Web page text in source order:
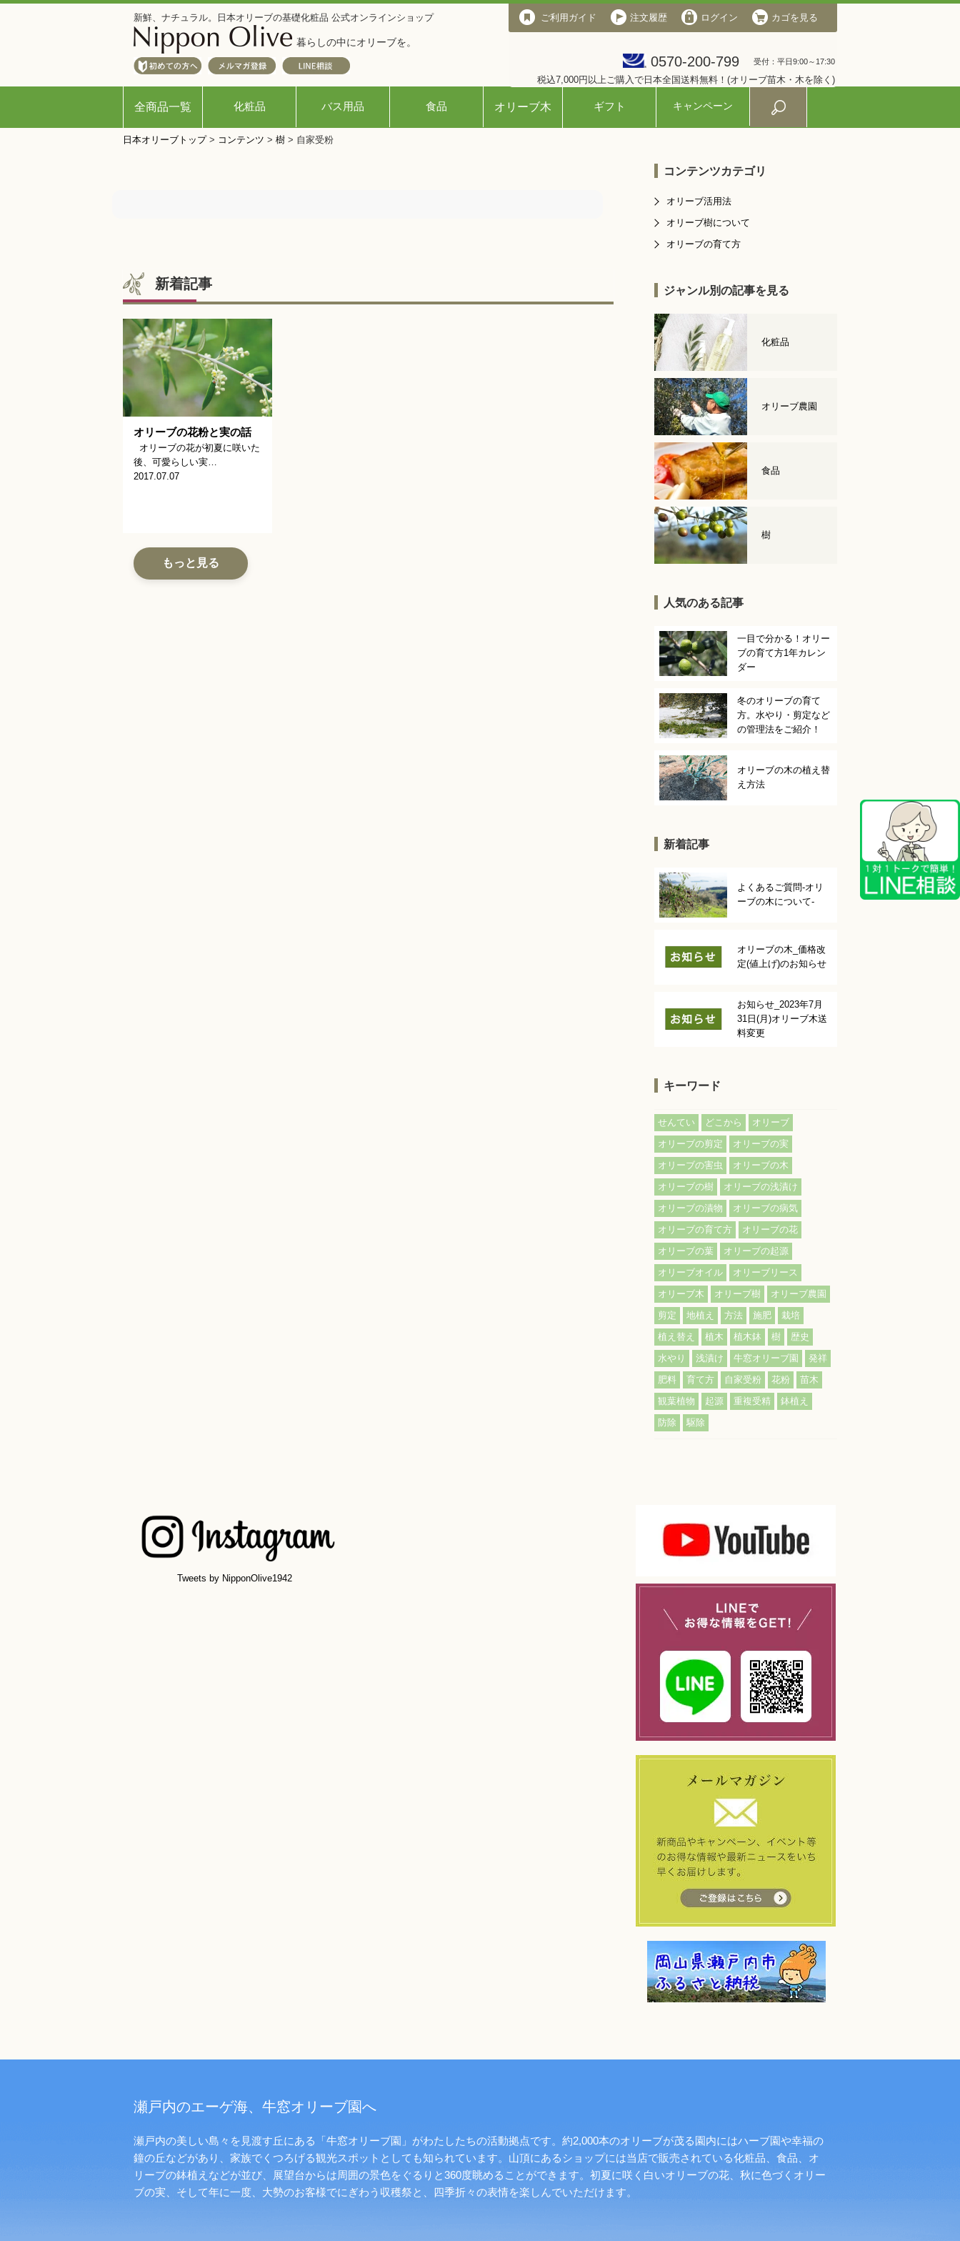
新鮮、ナチュラル。日本オリーブの基礎化粧品 公式オンラインショップ
暮らしの中にオリーブを。
ご利用ガイド 注文履歴 ログイン カゴを見る
0570-200-799 受付：平日9:00～17:30
税込7,000円以上ご購入で日本全国送料無料！(オリーブ苗木・木を除く)
全商品一覧 化粧品 バス用品 食品 オリーブ木 ギフト キャンペーン
ご利用ガイド 会社概要 ログイン カゴを見る
0570-200-799 受付：平日9:00～17:30
日本オリーブトップ> コンテンツ > 樹 > 自家受粉
新着記事
オリーブの花粉と実の話
オリーブの花が初夏に咲いた
後、可愛らしい実…
2017.07.07
もっと見る
コンテンツカテゴリ
オリーブ活用法
オリーブ樹について
オリーブの育て方
ジャンル別の記事を見る
化粧品
オリーブ農園
食品
樹
人気のある記事
一目で分かる！オリー
ブの育て方1年カレン
ダー
冬のオリーブの育て
方。水やり・剪定など
の管理法をご紹介！
オリーブの木の植え替
え方法
新着記事
よくあるご質問-オリ
ーブの木について-
オリーブの木_価格改
定(値上げ)のお知らせ
お知らせ_2023年7月
31日(月)オリーブ木送
料変更
キーワード
せんてい どこから
オリーブ
オリーブの剪定
オリーブの実
オリーブの害虫
オリーブの木
オリーブの樹
オリーブの浅漬け
オリーブの漬物
オリーブの病気
オリーブの育て方
オリーブの花
オリーブの葉
オリーブの起源
オリーブオイル
オリーブリース
オリーブ木
オリーブ樹
オリーブ農園
剪定
地植え 方法 施肥
栽培
植え替え
植木 植木鉢 樹
歴史
水やり
浅漬け 牛窓オリーブ園
発祥
肥料
育て方 自家受粉 花粉
苗木
観葉植物
起源 重複受精
鉢植え
防除
駆除
Tweets by NipponOlive1942
瀬戸内のエーゲ海、牛窓オリーブ園へ
瀬戸内の美しい島々を見渡す丘にある「牛窓オリーブ園」がわたしたちの活動拠点です。約2,000本のオリーブが茂る園内にはハーブ園や幸福の
鐘の丘などがあり、家族でくつろげる観光スポットとしても知られています。山頂にあるショップには当店で販売されている化粧品、食品、オ
リーブの鉢植えなどが並び、展望台からは周囲の景色をぐるりと360度眺めることができます。初夏に咲く白いオリーブの花、秋に色づくオリー
ブの実、そして年に一度、大勢のお客様でにぎわう収穫祭と、四季折々の表情を楽しんでいただけます。